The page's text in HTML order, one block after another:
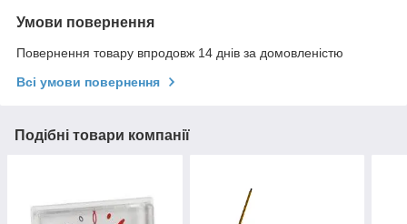
Умови повернення
Повернення товару впродовж 14 днів за домовленістю
Всі умови повернення
Подібні товари компанії